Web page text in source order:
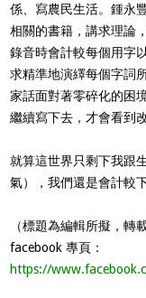
係、寫農民生活。鍾永
相關的書籍，講求理論
錄音時會計較每個用字
求精準地演繹每個字詞
家話面對著零碎化的困
繼續寫下去，才會看到
就算這世界只剩下我跟
氣），我們還是會計
（標題為編輯所擬，轉
facebook 專頁：
https://